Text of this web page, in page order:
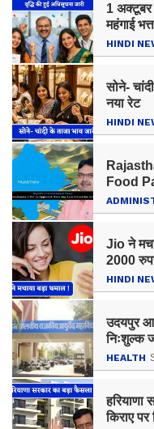
1 अक्टूबर
महंगाई
HINDI
सोने-
नया रेट
HINDI
Food
in
Jio ने
2000
HINDI
उदयपुर
निःशुल्क
HEALTH
हरियाणा
किराए पर